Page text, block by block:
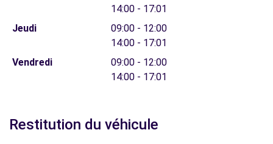
14:00 - 17:01
Jeudi
09:00 - 12:00
14:00 - 17:01
Vendredi
09:00 - 12:00
14:00 - 17:01
Restitution du véhicule